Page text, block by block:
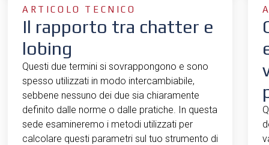
ARTICOLO TECNICO
Il rapporto tra chatter e
lobing
Questi due termini si sovrappongono e sono
spesso utilizzati in modo intercambiabile,
sebbene nessuno dei due sia chiaramente
definito dalle norme o dalle pratiche. In questa
sede esamineremo i metodi utilizzati per
calcolare questi parametri sul tuo strumento di